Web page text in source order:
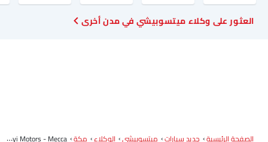
العثور على وكلاء ميتسوبيشي في مدن أخرى
الصفحة الرئيسية جديد سيارات ميتسوبيشي الوكلاء مكة Alesayi Motors - Mecca